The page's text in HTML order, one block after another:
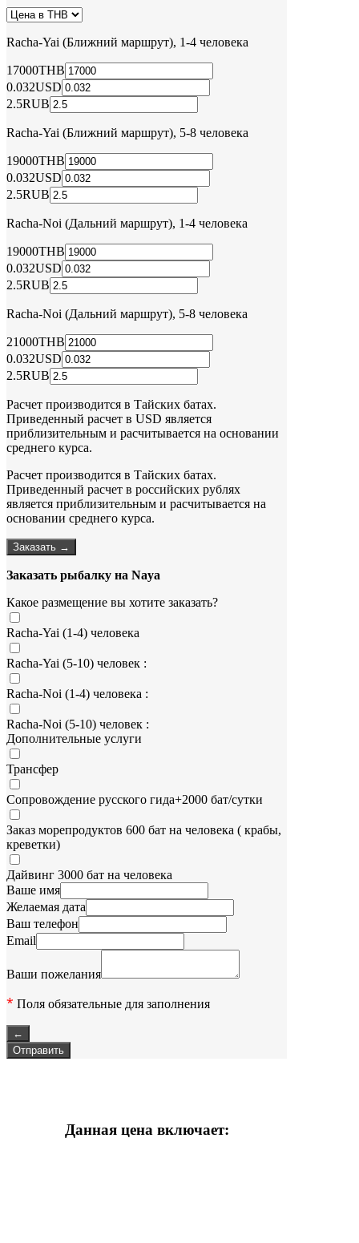
Racha-Yai (Ближний маршрут), 1-4 человека
17000THB
0.032USD
2.5RUB
Racha-Yai (Ближний маршрут), 5-8 человека
19000THB
0.032USD
2.5RUB
Racha-Noi (Дальний маршрут), 1-4 человека
19000THB
0.032USD
2.5RUB
Racha-Noi (Дальний маршрут), 5-8 человека
21000THB
0.032USD
2.5RUB
Расчет производится в Тайских батах.
Приведенный расчет в USD является
приблизительным и расчитывается на основании
среднего курса.
Расчет производится в Тайских батах.
Приведенный расчет в российских рублях
является приблизительным и расчитывается на
основании среднего курса.
Заказать →
Заказать рыбалку на Naya
Какое размещение вы хотите заказать?
Racha-Yai (1-4) человека
Racha-Yai (5-10) человек :
Racha-Noi (1-4) человека :
Racha-Noi (5-10) человек :
Дополнительные услуги
Трансфер
Сопровождение русского гида+2000 бат/сутки
Заказ морепродуктов 600 бат на человека ( крабы,
креветки)
Дайвинг 3000 бат на человека
Ваше имя
Желаемая дата
Ваш телефон
Email
Ваши пожелания
* Поля обязательные для заполнения
←
Данная цена включает: